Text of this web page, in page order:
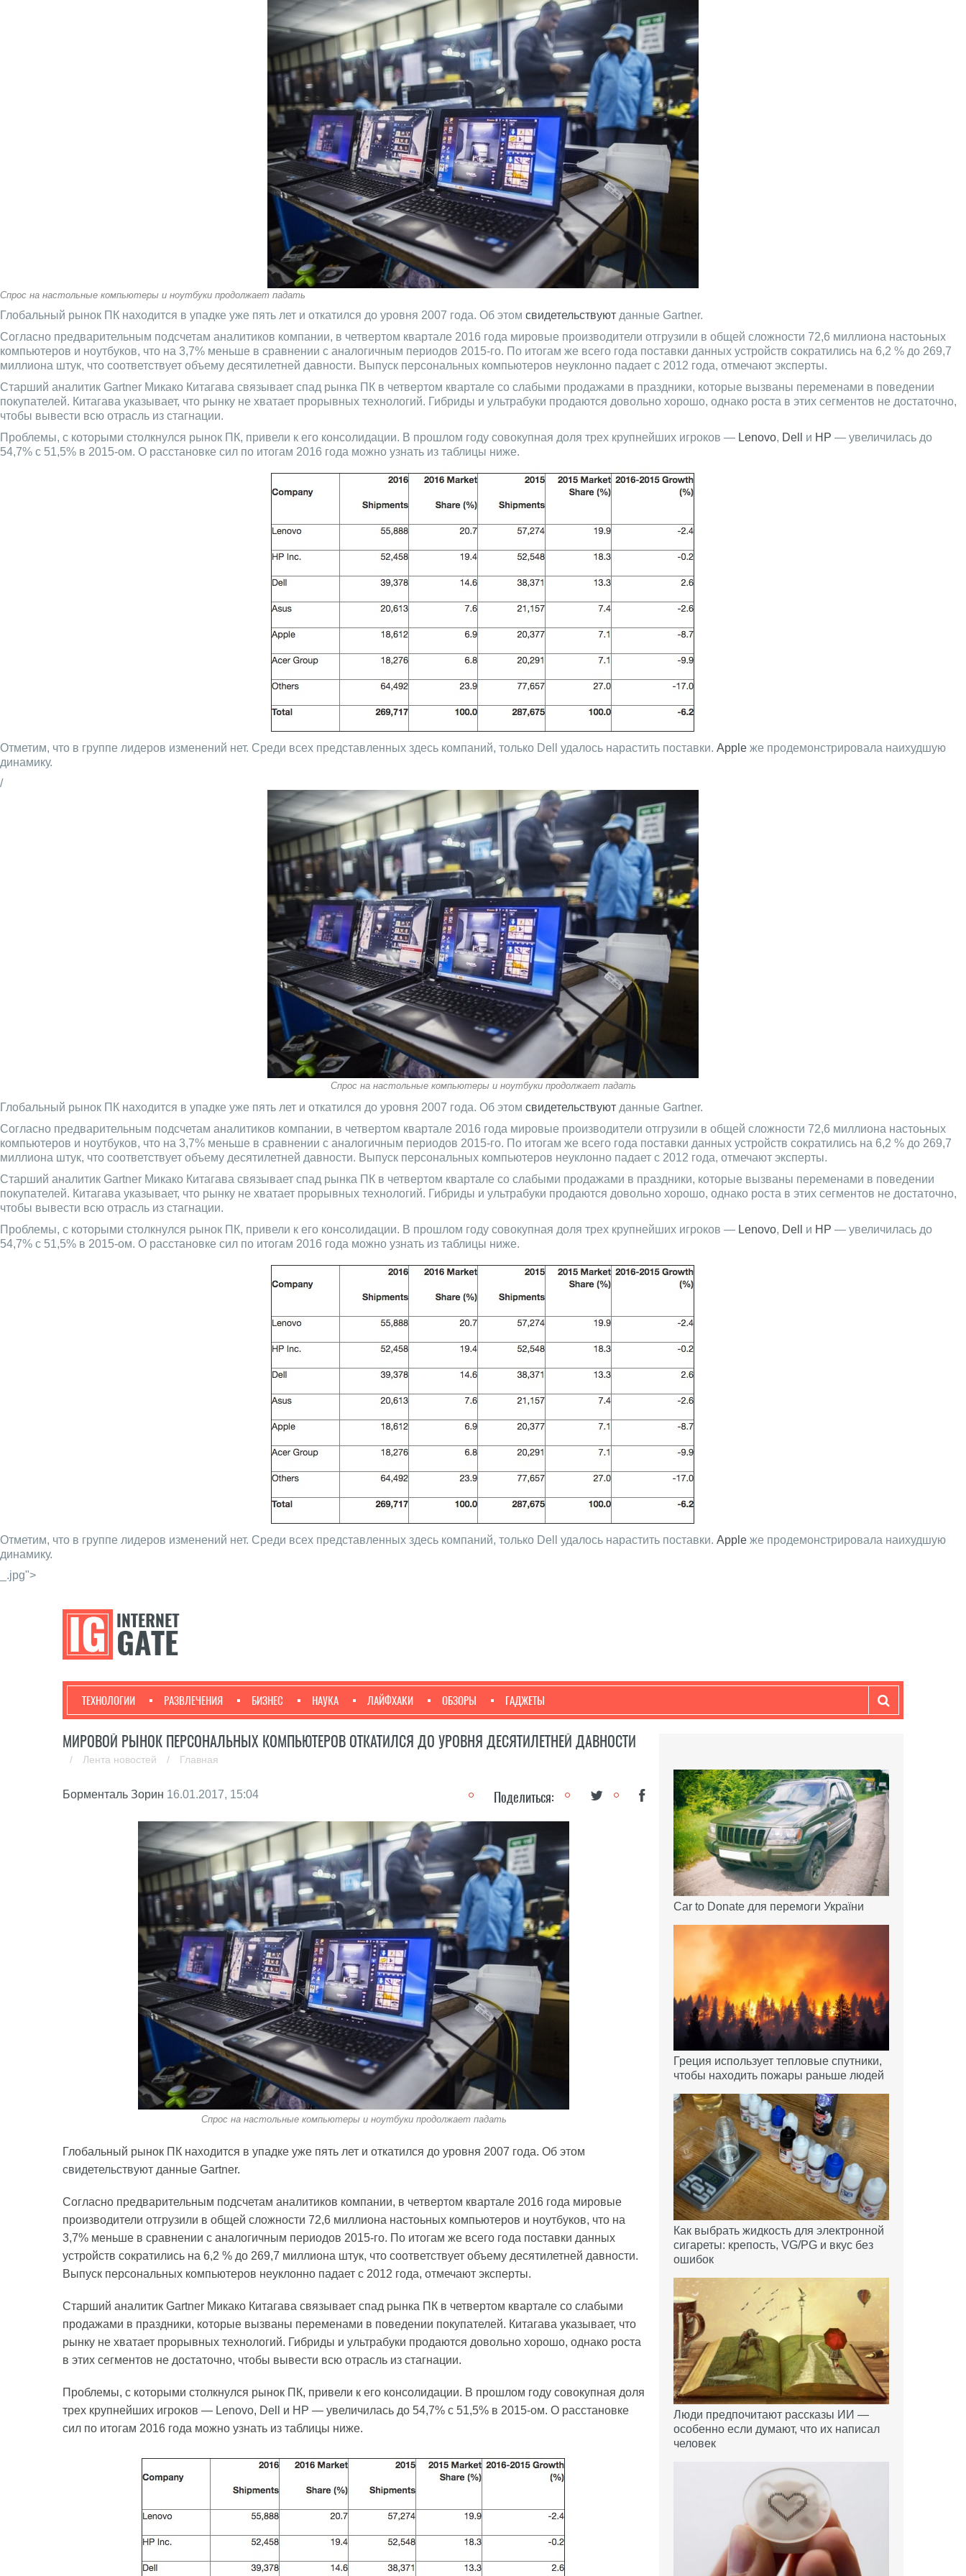
Спрос на настольные компьютеры и ноутбуки продолжает падать
Глобальный рынок ПК находится в упадке уже пять лет и откатился до уровня 2007 года. Об этом свидетельствуют данные Gartner.
Согласно предварительным подсчетам аналитиков компании, в четвертом квартале 2016 года мировые производители отгрузили в общей сложности 72,6 миллиона настоьных
компьютеров и ноутбуков, что на 3,7% меньше в сравнении с аналогичным периодов 2015-го. По итогам же всего года поставки данных устройств сократились на 6,2 % до 269,7
миллиона штук, что соответствует объему десятилетней давности. Выпуск персональных компьютеров неуклонно падает с 2012 года, отмечают эксперты.
Старший аналитик Gartner Микако Китагава связывает спад рынка ПК в четвертом квартале со слабыми продажами в праздники, которые вызваны переменами в поведении
покупателей. Китагава указывает, что рынку не хватает прорывных технологий. Гибриды и ультрабуки продаются довольно хорошо, однако роста в этих сегментов не достаточно,
чтобы вывести всю отрасль из стагнации.
Проблемы, с которыми столкнулся рынок ПК, привели к его консолидации. В прошлом году совокупная доля трех крупнейших игроков — Lenovo, Dell и HP — увеличилась до
54,7% с 51,5% в 2015-ом. О расстановке сил по итогам 2016 года можно узнать из таблицы ниже.
Отметим, что в группе лидеров изменений нет. Среди всех представленных здесь компаний, только Dell удалось нарастить поставки. Apple же продемонстрировала наихудшую
динамику.
/
Спрос на настольные компьютеры и ноутбуки продолжает падать
Глобальный рынок ПК находится в упадке уже пять лет и откатился до уровня 2007 года. Об этом свидетельствуют данные Gartner.
Согласно предварительным подсчетам аналитиков компании, в четвертом квартале 2016 года мировые производители отгрузили в общей сложности 72,6 миллиона настоьных
компьютеров и ноутбуков, что на 3,7% меньше в сравнении с аналогичным периодов 2015-го. По итогам же всего года поставки данных устройств сократились на 6,2 % до 269,7
миллиона штук, что соответствует объему десятилетней давности. Выпуск персональных компьютеров неуклонно падает с 2012 года, отмечают эксперты.
Старший аналитик Gartner Микако Китагава связывает спад рынка ПК в четвертом квартале со слабыми продажами в праздники, которые вызваны переменами в поведении
покупателей. Китагава указывает, что рынку не хватает прорывных технологий. Гибриды и ультрабуки продаются довольно хорошо, однако роста в этих сегментов не достаточно,
чтобы вывести всю отрасль из стагнации.
Проблемы, с которыми столкнулся рынок ПК, привели к его консолидации. В прошлом году совокупная доля трех крупнейших игроков — Lenovo, Dell и HP — увеличилась до
54,7% с 51,5% в 2015-ом. О расстановке сил по итогам 2016 года можно узнать из таблицы ниже.
Отметим, что в группе лидеров изменений нет. Среди всех представленных здесь компаний, только Dell удалось нарастить поставки. Apple же продемонстрировала наихудшую
динамику.
_.jpg">
ТЕХНОЛОГИИ РАЗВЛЕЧЕНИЯ БИЗНЕС НАУКА ЛАЙФХАКИ ОБЗОРЫ ГАДЖЕТЫ
МИРОВОЙ РЫНОК ПЕРСОНАЛЬНЫХ КОМПЬЮТЕРОВ ОТКАТИЛСЯ ДО УРОВНЯ ДЕСЯТИЛЕТНЕЙ ДАВНОСТИ
/ Лента новостей / Главная
Борменталь Зорин 16.01.2017, 15:04 Поделиться:
Спрос на настольные компьютеры и ноутбуки продолжает падать
Глобальный рынок ПК находится в упадке уже пять лет и откатился до уровня 2007 года. Об этом
свидетельствуют данные Gartner.
Согласно предварительным подсчетам аналитиков компании, в четвертом квартале 2016 года мировые
производители отгрузили в общей сложности 72,6 миллиона настоьных компьютеров и ноутбуков, что на
3,7% меньше в сравнении с аналогичным периодов 2015-го. По итогам же всего года поставки данных
устройств сократились на 6,2 % до 269,7 миллиона штук, что соответствует объему десятилетней давности.
Выпуск персональных компьютеров неуклонно падает с 2012 года, отмечают эксперты.
Старший аналитик Gartner Микако Китагава связывает спад рынка ПК в четвертом квартале со слабыми
продажами в праздники, которые вызваны переменами в поведении покупателей. Китагава указывает, что
рынку не хватает прорывных технологий. Гибриды и ультрабуки продаются довольно хорошо, однако роста
в этих сегментов не достаточно, чтобы вывести всю отрасль из стагнации.
Проблемы, с которыми столкнулся рынок ПК, привели к его консолидации. В прошлом году совокупная доля
трех крупнейших игроков — Lenovo, Dell и HP — увеличилась до 54,7% с 51,5% в 2015-ом. О расстановке
сил по итогам 2016 года можно узнать из таблицы ниже.
Car to Donate для перемоги України
Греция использует тепловые спутники,
чтобы находить пожары раньше людей
Как выбрать жидкость для электронной
сигареты: крепость, VG/PG и вкус без
ошибок
Люди предпочитают рассказы ИИ —
особенно если думают, что их написал
человек